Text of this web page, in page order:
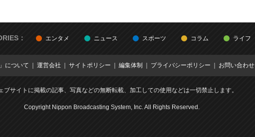
： エンタメ ニュース スポーツ コラム ライフ
について 運営会社 サイトポリシー 編集体制 プライバシーポリシー お問い合わせ
ブサイトに掲載の記事、写真などの無断転載、加工しての使用などは一切禁止します。
Copyright Nippon Broadcasting System, Inc. All Rights Reserved.